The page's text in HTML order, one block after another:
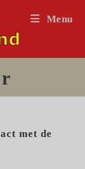
Menu
met de